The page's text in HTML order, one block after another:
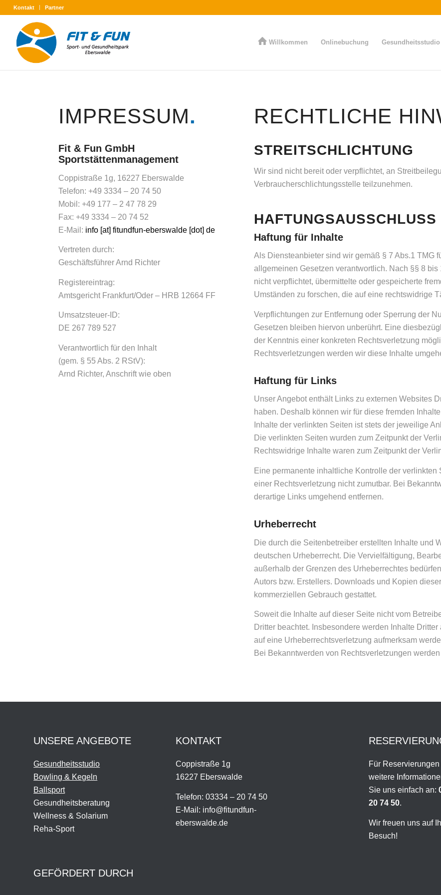
Kontakt Partner
Willkommen Onlinebuchung Gesundheitsstudio
IMPRESSUM.
Fit & Fun GmbH
Sportstättenmanagement
Coppistraße 1g, 16227 Eberswalde
Telefon: +49 3334 – 20 74 50
Mobil: +49 177 – 2 47 78 29
Fax: +49 3334 – 20 74 52
E-Mail: info [at] fitundfun-eberswalde [dot] de
Vertreten durch:
Geschäftsführer Arnd Richter
Registereintrag:
Amtsgericht Frankfurt/Oder – HRB 12664 FF
Umsatzsteuer-ID:
DE 267 789 527
Verantwortlich für den Inhalt
(gem. § 55 Abs. 2 RStV):
Arnd Richter, Anschrift wie oben
RECHTLICHE
STREITSCHLICHTUNG
Wir sind nicht bereit oder verpflichtet, an
Verbraucherschlichtungsstelle teilzunehmen.
HAFTUNGSAUSSCHLUSS
Haftung für Inhalte
Als Diensteanbieter sind wir gemäß § 7 Abs.1 TMG
allgemeinen Gesetzen verantwortlich. Nach §§ 8
nicht verpflichtet, übermittelte oder gespeicherte
Umständen zu forschen, die auf eine rechtswidrige
Verpflichtungen zur Entfernung oder Sperrung der
Gesetzen bleiben hiervon unberührt. Eine
der Kenntnis einer konkreten Rechtsverletzung
Rechtsverletzungen werden wir diese Inhalte
Haftung für Links
Unser Angebot enthält Links zu externen Websites
haben. Deshalb können wir für diese fremden
Inhalte der verlinkten Seiten ist stets der jeweilige
Die verlinkten Seiten wurden zum Zeitpunkt der
Rechtswidrige Inhalte waren zum Zeitpunkt der
Eine permanente inhaltliche Kontrolle der
einer Rechtsverletzung nicht zumutbar. Bei
derartige Links umgehend entfernen.
Urheberrecht
Die durch die Seitenbetreiber erstellten Inhalte und
deutschen Urheberrecht. Die Vervielfältigung,
außerhalb der Grenzen des Urheberrechtes
Autors bzw. Erstellers. Downloads und Kopien
kommerziellen Gebrauch gestattet.
Soweit die Inhalte auf dieser Seite nicht vom
Dritter beachtet. Insbesondere werden Inhalte
auf eine Urheberrechtsverletzung aufmerksam
Bei Bekanntwerden von Rechtsverletzungen
UNSERE ANGEBOTE
Gesundheitsstudio
Bowling & Kegeln
Ballsport
Gesundheitsberatung
Wellness & Solarium
Reha-Sport
KONTAKT
Coppistraße 1g
16227 Eberswalde
Telefon: 03334 – 20 74 50
E-Mail: info@fitundfun-
eberswalde.de
GEFÖRDERT DURCH
Für Reservierungen
weitere
Sie uns einfach an:
20 74 50.
Wir freuen uns auf
Besuch!